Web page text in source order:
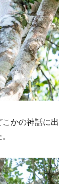
かの神話に出